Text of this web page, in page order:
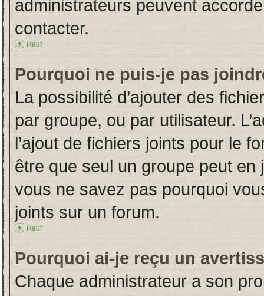
administrateurs peuvent
contacter.
Haut
Pourquoi ne puis-je pas
La possibilité d’ajouter des
par groupe, ou par utilisateur.
l’ajout de fichiers joints pour le
être que seul un groupe peut en
vous ne savez pas pourquoi
joints sur un forum.
Haut
Pourquoi ai-je reçu un
Chaque administrateur a son